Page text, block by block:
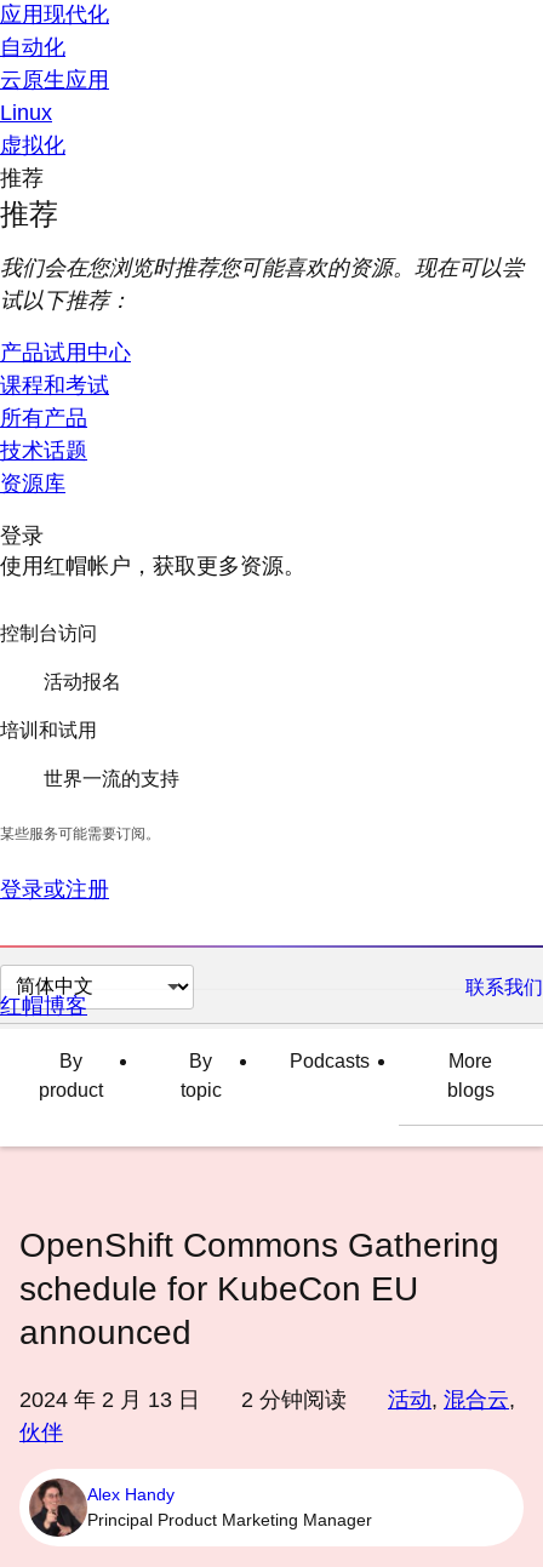
应用现代化
自动化
云原生应用
Linux
虚拟化
推荐
推荐
我们会在您浏览时推荐您可能喜欢的资源。现在可以尝
试以下推荐：
产品试用中心
课程和考试
所有产品
技术话题
资源库
登录
使用红帽帐户，获取更多资源。
控制台访问
活动报名
培训和试用
世界一流的支持
某些服务可能需要订阅。
登录或注册
切
换
言
联系我们
红帽博客
By
product
By
topic
Podcasts
More
blogs
OpenShift Commons Gathering
schedule for KubeCon EU
announced
2024 年 2 月 13 日 2 分钟阅读 活动, 混合云,
伙伴
Alex Handy
Principal Product Marketing Manager